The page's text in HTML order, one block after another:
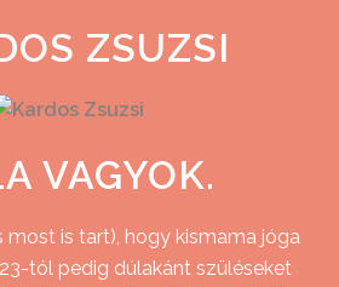
ZSUZSI
VAGYOK.
is tart), hogy kismama jóga
tól pedig dúlakánt szüléseket